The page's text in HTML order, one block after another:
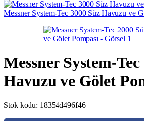
Messner System-Tec 3000 Süz Havuzu ve
Messner System-Tec
Havuzu ve Gölet
Stok kodu: 18354d496f46